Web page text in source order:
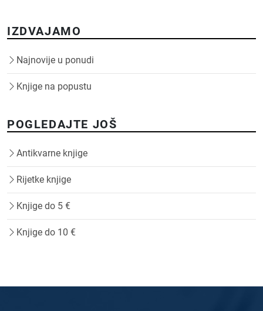
IZDVAJAMO
Najnovije u ponudi
Knjige na popustu
POGLEDAJTE JOŠ
Antikvarne knjige
Rijetke knjige
Knjige do 5 €
Knjige do 10 €